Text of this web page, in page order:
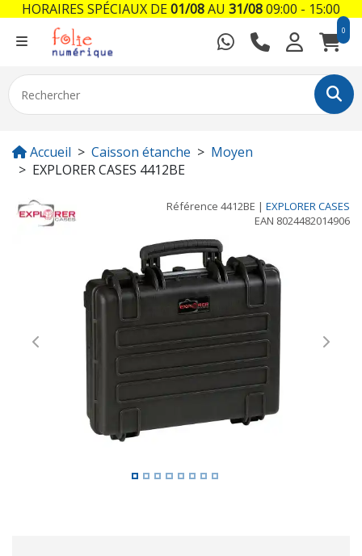
0
Accueil Caisson étanche
Moyen
EXPLORER CASES 4412BE
Référence 4412BE | EXPLORER CASES
EAN 8024482014906
Previous Next
HORAIRES SPÉCIAUX DE01/08AU 31/0809:00 - 15:00